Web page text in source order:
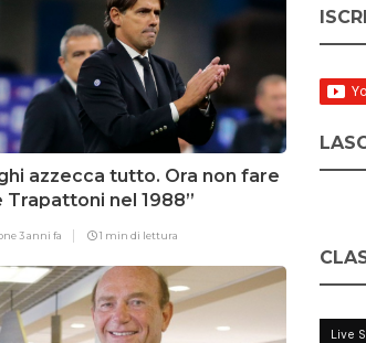
azzecca tutto. Ora non fare
Trapattoni nel 1988”
3 anni fa 1 min di lettura